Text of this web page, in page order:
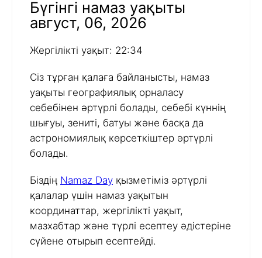
Бүгінгі намаз уақыты
август, 06, 2026
Жергілікті уақыт: 22:34
Сіз тұрған қалаға байланысты, намаз
уақыты географиялық орналасу
себебінен әртүрлі болады, себебі күннің
шығуы, зениті, батуы және басқа да
астрономиялық көрсеткіштер әртүрлі
болады.
Біздің Namaz Day қызметіміз әртүрлі
қалалар үшін намаз уақытын
координаттар, жергілікті уақыт,
мазхабтар және түрлі есептеу әдістеріне
сүйене отырып есептейді.